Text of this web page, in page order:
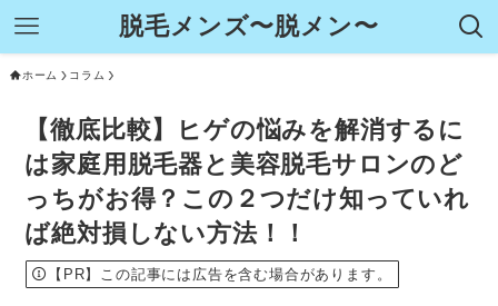
脱毛メンズ〜脱メン〜
ホーム コラム
【徹底比較】ヒゲの悩みを解消するに
は家庭用脱毛器と美容脱毛サロンのど
っちがお得？この２つだけ知っていれ
ば絶対損しない方法！！
【PR】この記事には広告を含む場合があります。